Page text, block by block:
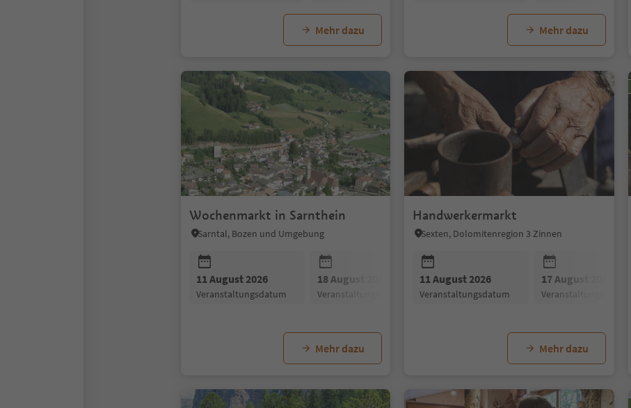
Mehr dazu Mehr dazu
Wochenmarkt in Sarnthein
Sarntal, Bozen und Umgebung
11 August 2026
Veranstaltungsdatum
18 August 2026
Veranstaltungsdatum
25 August 2026
Veranstaltungsdatum
Mehr dazu
Handwerkermarkt
Sexten, Dolomitenregion 3 Zinnen
11 August 2026
Veranstaltungsdatum
17 August 2026
Veranstaltungsdatum
Mehr dazu